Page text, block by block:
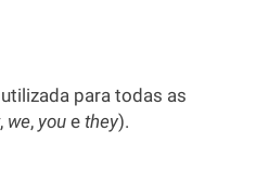
para todas as
, we, you e they).